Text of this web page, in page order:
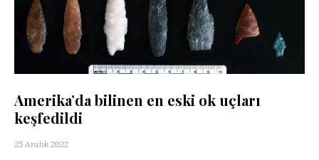
Amerika’da bilinen en eski ok uçları
keşfedildi
25 Aralık 2022